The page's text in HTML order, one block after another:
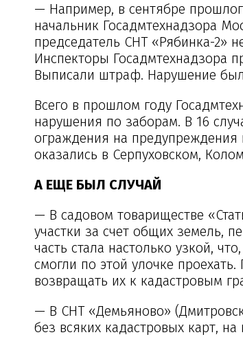
— Например, в сентябре
начальник Гос­адмтехнадзора
председатель СНТ «Рябинка-2»
Инспекторы Госадмтехнадзора
Выписали штраф. Нарушение
Всего в прошлом году
нарушения по заборам. В 16
ограждения на
оказались в Серпуховском,
А ЕЩЕ БЫЛ СЛУЧАЙ
— В садовом товариществе
участки за счет общих земель,
часть стала настолько узкой,
смогли по этой улочке
возвращать их к кадастровым
— В СНТ «Демьяново»
без всяких кадастровых карт,